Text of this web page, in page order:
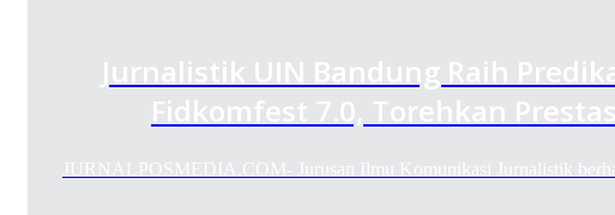
Jurnalistik UIN Bandung Raih
Fidkomfest 7.0, Torehkan
JURNALPOSMEDIA.COM- Jurusan Ilmu Komunikasi Jurnalistik